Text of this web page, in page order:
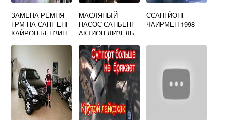
ЗАМЕНА РЕМНЯ
ГРМ НА САНГ ЕНГ
КАЙРОН БЕНЗИН
МАСЛЯНЫЙ
НАСОС САНЬЕНГ
АКТИОН ДИЗЕЛЬ
ССАНГЙОНГ
ЧАИРМЕН 1998